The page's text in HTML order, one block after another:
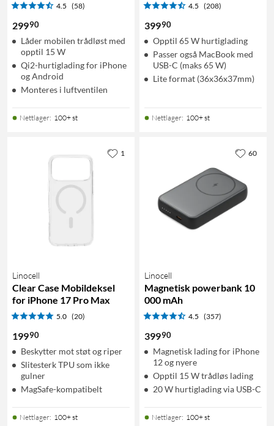
4.5 (58)
29990
Låder mobilen trådløst med
opptil 15 W
Qi2-hurtiglading for iPhone
og Android
Monteres i luftventilen
Nettlager: 100+ st
4.5 (208)
39990
Opptil 65 W hurtiglading
Passer også MacBook med
USB-C (maks 65 W)
Lite format (36x36x37mm)
Nettlager: 100+ st
Linocell
Clear Case Mobildeksel
for iPhone 17 Pro Max
5.0 (20)
19990
Beskytter mot støt og riper
Slitesterk TPU som ikke
gulner
MagSafe-kompatibelt
Nettlager: 100+ st
1
Linocell
Magnetisk powerbank 10
000 mAh
4.5 (357)
39990
Magnetisk lading for iPhone
12 og nyere
Opptil 15 W trådløs lading
20 W hurtiglading via USB-C
Nettlager: 100+ st
60